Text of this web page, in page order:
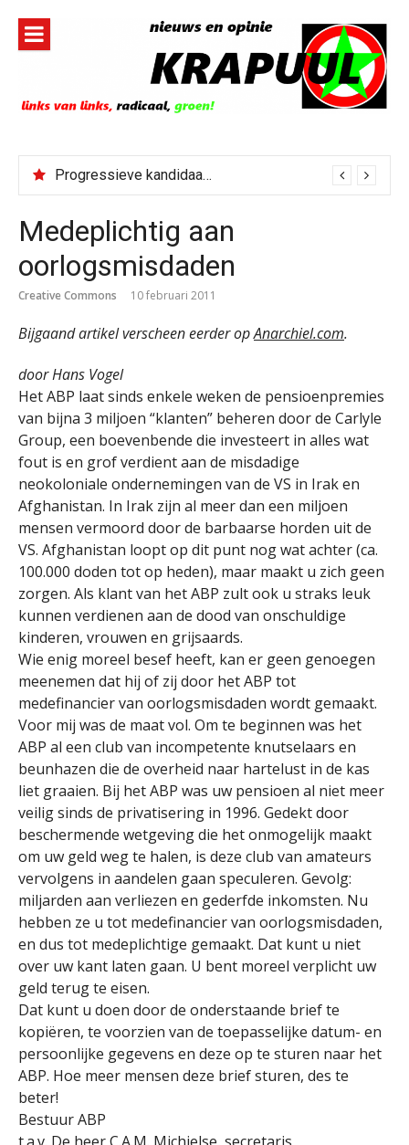
inhoud
Progressieve kandidaat El-Sayed senaatskandidaat Michigan
Medeplichtig aan
oorlogsmisdaden
Creative Commons 10 februari 2011
Bijgaand artikel verscheen eerder opAnarchiel.com.
door Hans Vogel
Het ABP laat sinds enkele weken de pensioenpremies
van bijna 3 miljoen “klanten” beheren door de Carlyle
Group, een boevenbende die investeert in alles wat
fout is en grof verdient aan de misdadige
neokoloniale ondernemingen van de VS in Irak en
Afghanistan. In Irak zijn al meer dan een miljoen
mensen vermoord door de barbaarse horden uit de
VS. Afghanistan loopt op dit punt nog wat achter (ca.
100.000 doden tot op heden), maar maakt u zich geen
zorgen. Als klant van het ABP zult ook u straks leuk
kunnen verdienen aan de dood van onschuldige
kinderen, vrouwen en grijsaards.
Wie enig moreel besef heeft, kan er geen genoegen
meenemen dat hij of zij door het ABP tot
medefinancier van oorlogsmisdaden wordt gemaakt.
Voor mij was de maat vol. Om te beginnen was het
ABP al een club van incompetente knutselaars en
beunhazen die de overheid naar hartelust in de kas
liet graaien. Bij het ABP was uw pensioen al niet meer
veilig sinds de privatisering in 1996. Gedekt door
beschermende wetgeving die het onmogelijk maakt
om uw geld weg te halen, is deze club van amateurs
vervolgens in aandelen gaan speculeren. Gevolg:
miljarden aan verliezen en gederfde inkomsten. Nu
hebben ze u tot medefinancier van oorlogsmisdaden,
en dus tot medeplichtige gemaakt. Dat kunt u niet
over uw kant laten gaan. U bent moreel verplicht uw
geld terug te eisen.
Dat kunt u doen door de onderstaande brief te
kopiëren, te voorzien van de toepasselijke datum- en
persoonlijke gegevens en deze op te sturen naar het
ABP. Hoe meer mensen deze brief sturen, des te
beter!
Bestuur ABP